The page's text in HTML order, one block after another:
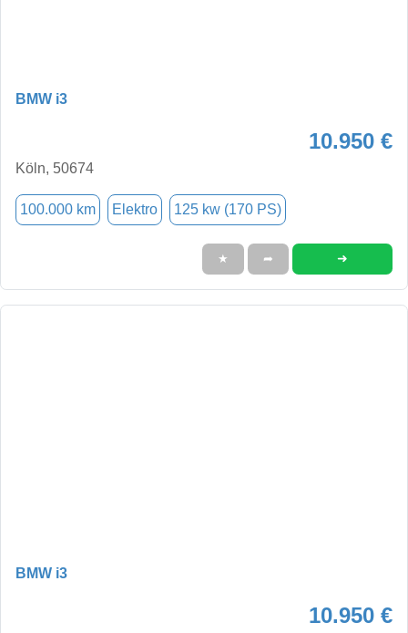
BMW i3
10.950 €
Köln, 50674
100.000 km Elektro 125 kw (170 PS)
★ ➦ ➜
BMW i3
10.950 €